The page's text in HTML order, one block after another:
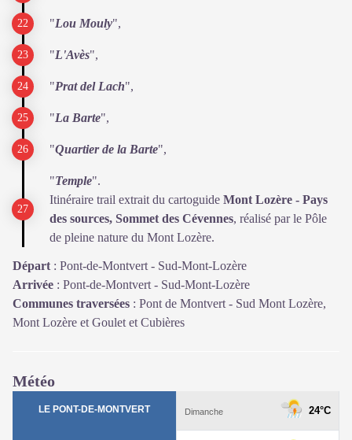
"Lou Mouly",
"L'Avès",
"Prat del Lach",
"La Barte",
"Quartier de la Barte",
"Temple".
Itinéraire trail extrait du cartoguide Mont Lozère - Pays
des sources, Sommet des Cévennes, réalisé par le Pôle
de pleine nature du Mont Lozère.
Départ : Pont-de-Montvert - Sud-Mont-Lozère
Arrivée : Pont-de-Montvert - Sud-Mont-Lozère
Communes traversées : Pont de Montvert - Sud Mont Lozère,
Mont Lozère et Goulet et Cubières
Météo